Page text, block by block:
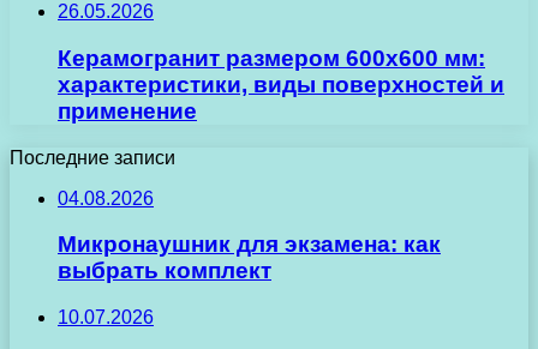
26.05.2026
Керамогранит размером 600х600 мм:
характеристики, виды поверхностей и
применение
Последние записи
04.08.2026
Микронаушник для экзамена: как
выбрать комплект
10.07.2026